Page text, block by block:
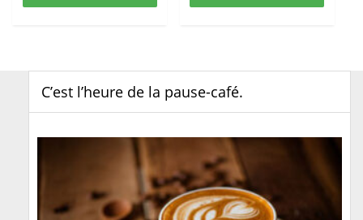
C’est l’heure de la pause-café.